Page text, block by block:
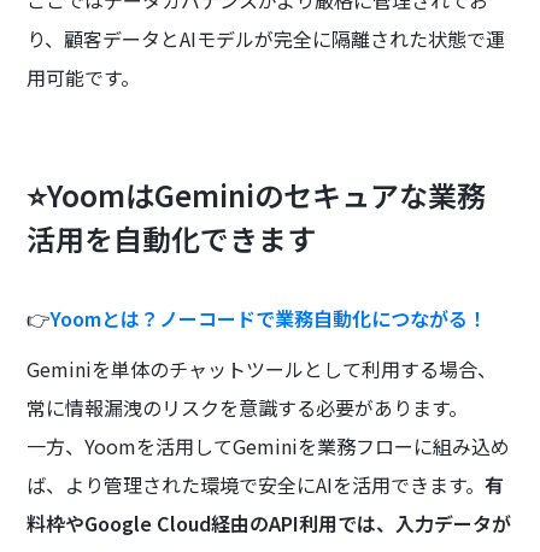
り、顧客データとAIモデルが完全に隔離された状態で運
用可能です。
⭐YoomはGeminiのセキュアな業務
活用を自動化できます
👉Yoomとは？ノーコードで業務自動化につながる！
Geminiを単体のチャットツールとして利用する場合、
常に情報漏洩のリスクを意識する必要があります。
一方、Yoomを活用してGeminiを業務フローに組み込め
ば、より管理された環境で安全にAIを活用できます。有
料枠やGoogle Cloud経由のAPI利用では、入力データが